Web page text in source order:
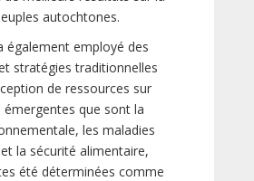
autochtones.
également employé des
stratégies traditionnelles
de ressources sur
émergentes que sont la
les maladies
la sécurité alimentaire,
été déterminées comme